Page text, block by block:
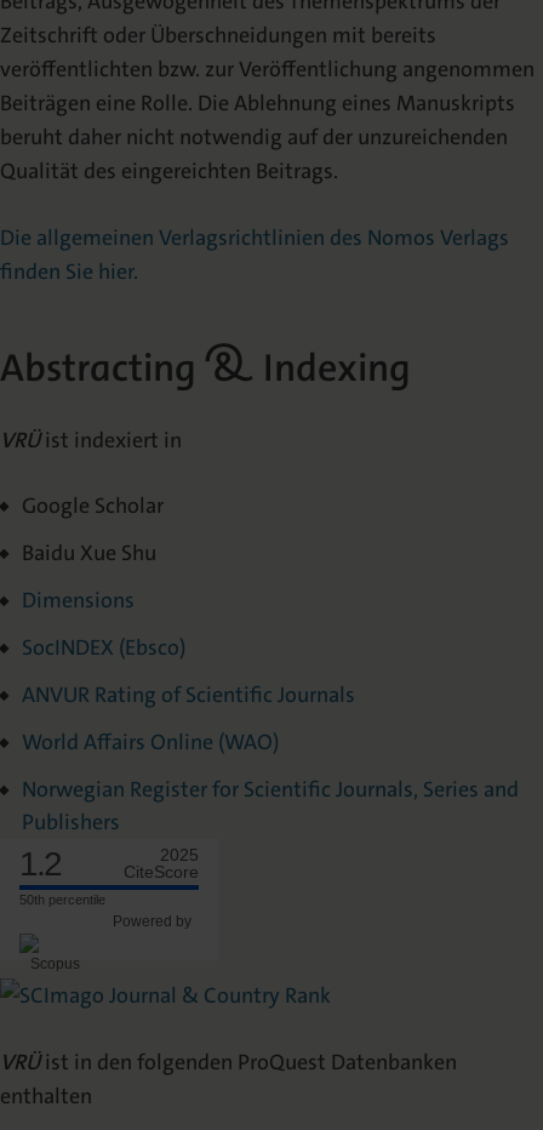
Zeitschrift oder Überschneidungen mit bereits
veröffentlichten bzw. zur Veröffentlichung angenommen
Beiträgen eine Rolle. Die Ablehnung eines Manuskripts
beruht daher nicht notwendig auf der unzureichenden
Qualität des eingereichten Beitrags.
Die allgemeinen Verlagsrichtlinien des Nomos Verlags
finden Sie hier.
Abstracting & Indexing
VRÜist indexiert in
Google Scholar
Baidu Xue Shu
Dimensions
SocINDEX (Ebsco)
ANVUR Rating of Scientific Journals
World Affairs Online (WAO)
Norwegian Register for Scientific Journals, Series and
Publishers
1.2
2025
CiteScore
50th percentile
Powered by
VRÜist in den folgenden ProQuest Datenbanken
enthalten